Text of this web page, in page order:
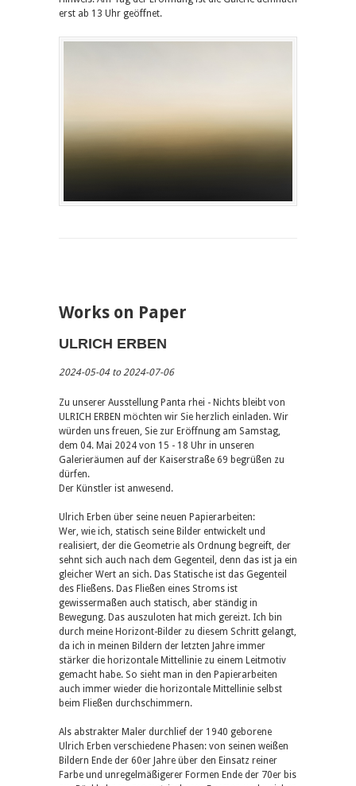
erst ab 13 Uhr geöffnet.
Works on Paper
ULRICH ERBEN
2024-05-04 to 2024-07-06
Zu unserer Ausstellung Panta rhei - Nichts bleibt von
ULRICH ERBEN möchten wir Sie herzlich einladen. Wir
würden uns freuen, Sie zur Eröffnung am Samstag,
dem 04. Mai 2024 von 15 - 18 Uhr in unseren
Galerieräumen auf der Kaiserstraße 69 begrüßen zu
dürfen.
Der Künstler ist anwesend.
Ulrich Erben über seine neuen Papierarbeiten:
Wer, wie ich, statisch seine Bilder entwickelt und
realisiert, der die Geometrie als Ordnung begreift, der
sehnt sich auch nach dem Gegenteil, denn das ist ja ein
gleicher Wert an sich. Das Statische ist das Gegenteil
des Fließens. Das Fließen eines Stroms ist
gewissermaßen auch statisch, aber ständig in
Bewegung. Das auszuloten hat mich gereizt. Ich bin
durch meine Horizont-Bilder zu diesem Schritt gelangt,
da ich in meinen Bildern der letzten Jahre immer
stärker die horizontale Mittellinie zu einem Leitmotiv
gemacht habe. So sieht man in den Papierarbeiten
auch immer wieder die horizontale Mittellinie selbst
beim Fließen durchschimmern.
Als abstrakter Maler durchlief der 1940 geborene
Ulrich Erben verschiedene Phasen: von seinen weißen
Bildern Ende der 60er Jahre über den Einsatz reiner
Farbe und unregelmäßigerer Formen Ende der 70er bis